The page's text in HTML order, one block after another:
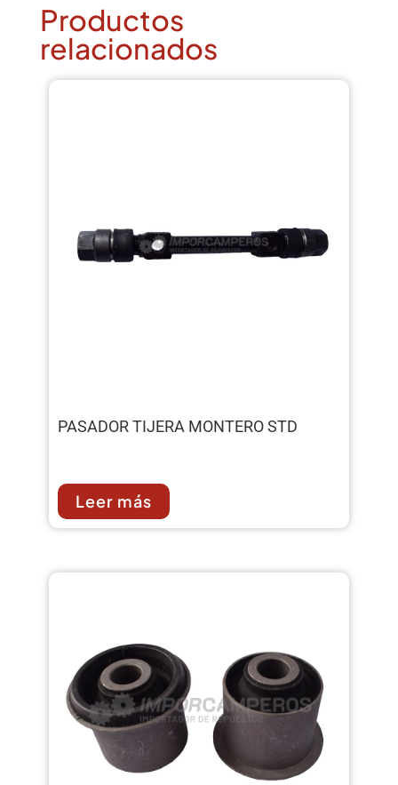
Productos
relacionados
PASADOR TIJERA MONTERO STD
Leer más